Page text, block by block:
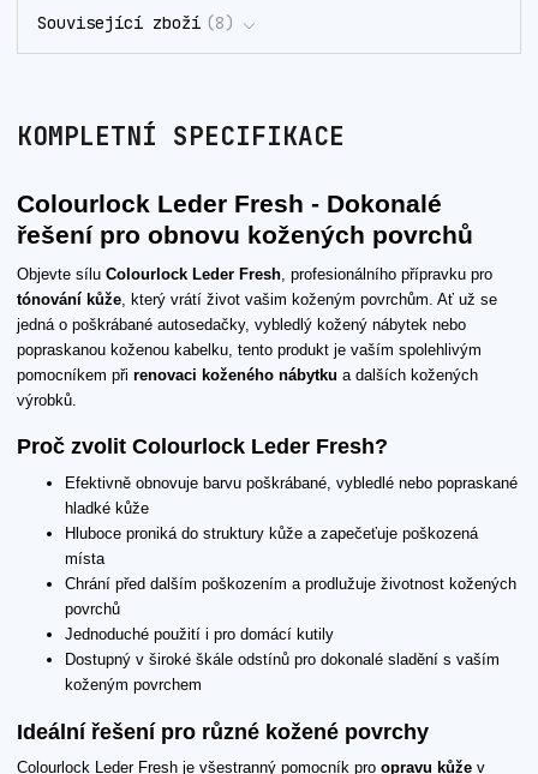
Související zboží 8
KOMPLETNÍ SPECIFIKACE
Colourlock Leder Fresh - Dokonalé
řešení pro obnovu kožených povrchů
Objevte sílu Colourlock Leder Fresh , profesionálního přípravku pro
tónování kůže , který vrátí život vašim koženým povrchům. Ať už se
jedná o poškrábané autosedačky, vybledlý kožený nábytek nebo
popraskanou koženou kabelku, tento produkt je vaším spolehlivým
pomocníkem při renovaci koženého nábytku a dalších kožených
výrobků.
Proč zvolit Colourlock Leder Fresh?
Efektivně obnovuje barvu poškrábané, vybledlé nebo popraskané
hladké kůže
Hluboce proniká do struktury kůže a zapečeťuje poškozená
místa
Chrání před dalším poškozením a prodlužuje životnost kožených
povrchů
Jednoduché použití i pro domácí kutily
Dostupný v široké škále odstínů pro dokonalé sladění s vaším
koženým povrchem
Ideální řešení pro různé kožené povrchy
Colourlock Leder Fresh je všestranný pomocník pro opravu kůže v